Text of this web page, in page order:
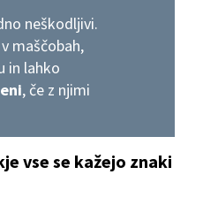
neškodljivi.
maščobah,
in lahko
, če z njimi
vse se kažejo znaki